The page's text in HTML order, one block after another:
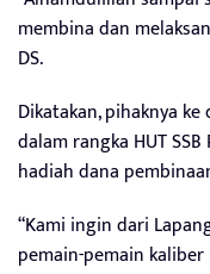
membina dan
DS.
Dikatakan, pihaknya
dalam rangka HUT
hadiah dana
“Kami ingin dari
pemain-pemain